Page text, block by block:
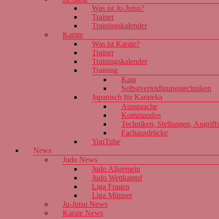
Was ist Ju-Jutsu?
Trainer
Trainingskalender
Karate
Was ist Karate?
Trainer
Trainingskalender
Training
Kata
Selbstverteidigungstechniken
Japanisch für Karateka
Aussprache
Kommandos
Techniken, Stellungen,
Fachausdrücke
YouTube
News
Judo News
Judo Allgemein
Judo Wettkampf
Liga Frauen
Liga Männer
Ju-Jutsu News
Karate News